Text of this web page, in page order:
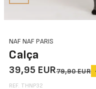
NAF NAF PARIS
Calça
39,95 EUR79,90 EUR
REF. THNP32